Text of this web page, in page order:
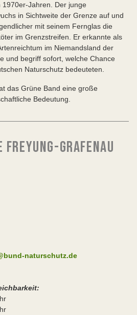
Jahren. Der junge
in Sichtweite der Grenze auf und
mit seinem Fernglas die
im Grenzstreifen. Er erkannte als
im Niemandsland der
und begriff sofort, welche Chance
Naturschutz bedeuteten.
das Grüne Band eine große
Bedeutung.
FREYUNG-GRAFENAU
naturschutz.de